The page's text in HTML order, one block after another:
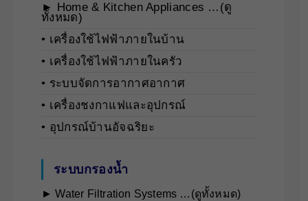
► Home & Kitchen Appliances …(ดู
ทั้งหมด)
• เครื่องใช้ไฟฟ้าภายในบ้าน
• เครื่องใช้ไฟฟ้าภายในครัว
• ระบบจัดการอากาศอากาศ
• เครื่องชงกาแฟและอุปกรณ์
• อุปกรณ์บ้านอัจฉริยะ
ระบบกรองน้ำ
► Water Filtration Systems …(ดูทั้งหมด)